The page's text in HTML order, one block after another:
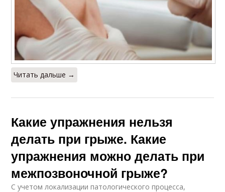
Читать дальше →
Какие упражнения нельзя
делать при грыже. Какие
упражнения можно делать при
межпозвоночной грыже?
С учетом локализации патологического процесса,